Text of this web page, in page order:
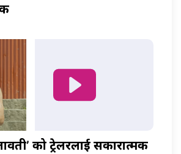
को ट्रेलरलाई सकारात्मक